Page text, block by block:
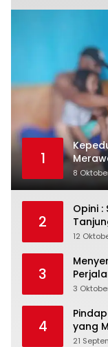
1
8
2
Opini :
12
3
Hati
3
4
yang
21